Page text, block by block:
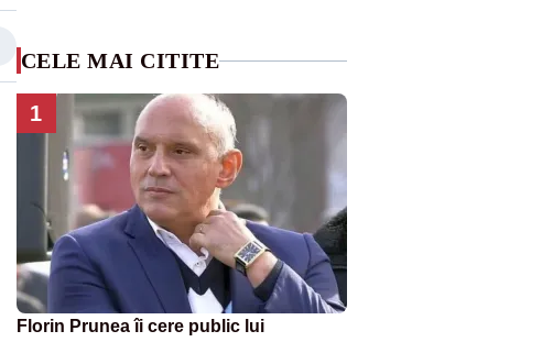
CELE MAI CITITE
1
Florin Prunea îi cere public lui